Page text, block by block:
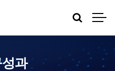
과